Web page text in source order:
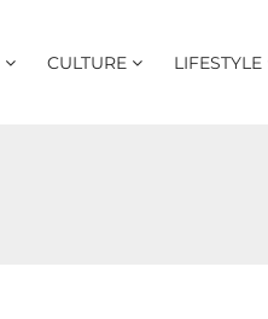
CULTURE LIFESTYLE